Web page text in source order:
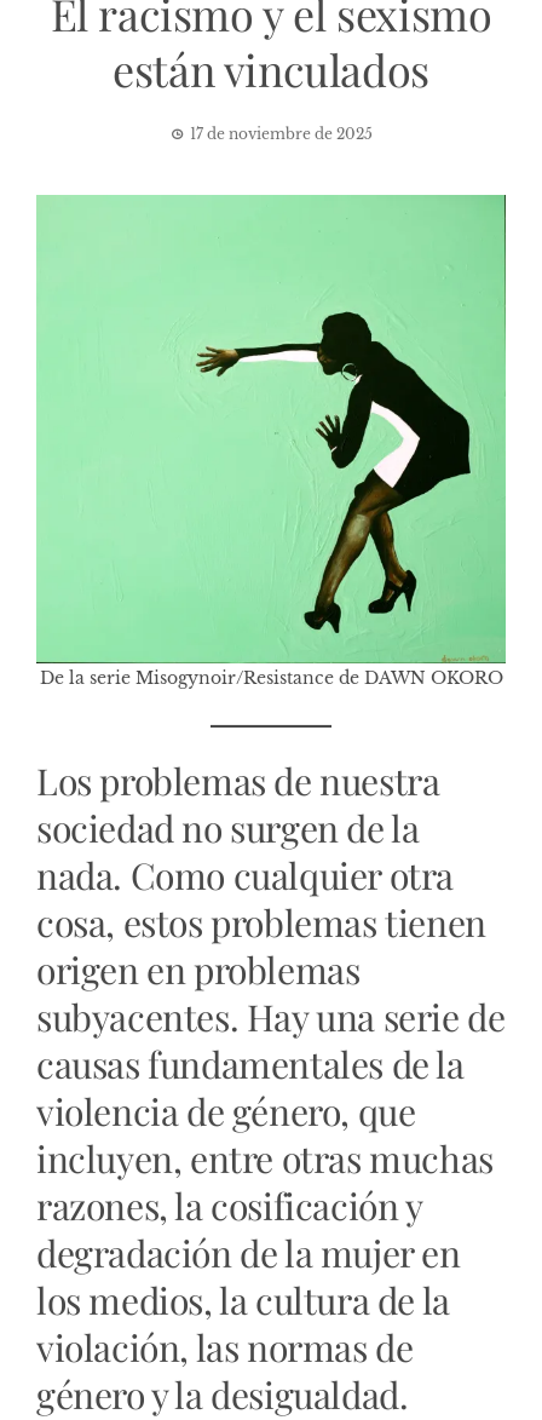
El racismo y el sexismo
están vinculados
17 de noviembre de 2025
De la serie Misogynoir/Resistance de DAWN OKORO
Los problemas de nuestra
sociedad no surgen de la
nada. Como cualquier otra
cosa, estos problemas tienen
origen en problemas
subyacentes. Hay una serie de
causas fundamentales de la
violencia de género, que
incluyen, entre otras muchas
razones, la cosificación y
degradación de la mujer en
los medios, la cultura de la
violación, las normas de
género y la desigualdad.